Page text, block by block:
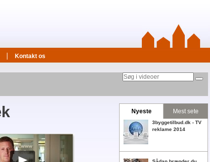
Kontakt os
Nyeste Mest sete
3byggetilbud.dk - TV
reklame 2014